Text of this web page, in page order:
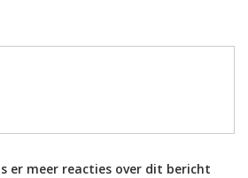
er meer reacties over dit bericht